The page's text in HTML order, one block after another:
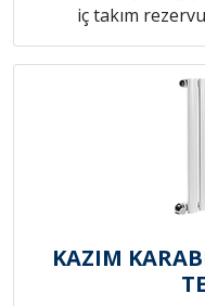
iç takım
KAZIM